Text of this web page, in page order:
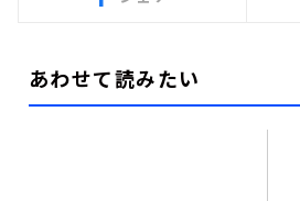
あわせて読みたい